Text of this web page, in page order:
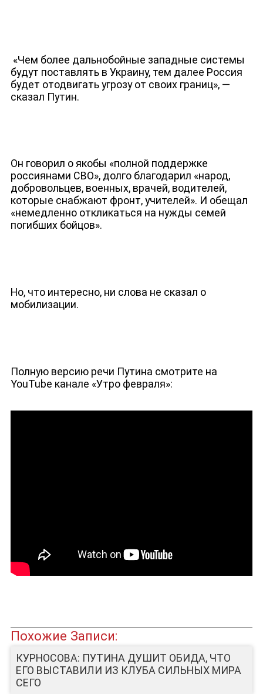
«Чем более дальнобойные западные системы
будут поставлять в Украину, тем далее Россия
будет отодвигать угрозу от своих границ», —
сказал Путин.
Он говорил о якобы «полной поддержке
россиянами СВО», долго благодарил «народ,
добровольцев, военных, врачей, водителей,
которые снабжают фронт, учителей». И обещал
«немедленно откликаться на нужды семей
погибших бойцов».
Но, что интересно, ни слова не сказал о
мобилизации.
Полную версию речи Путина смотрите на
YouTube канале «Утро февраля»:
Похожие Записи:
КУРНОСОВА: ПУТИНА ДУШИТ ОБИДА, ЧТО
ЕГО ВЫСТАВИЛИ ИЗ КЛУБА СИЛЬНЫХ МИРА
СЕГО